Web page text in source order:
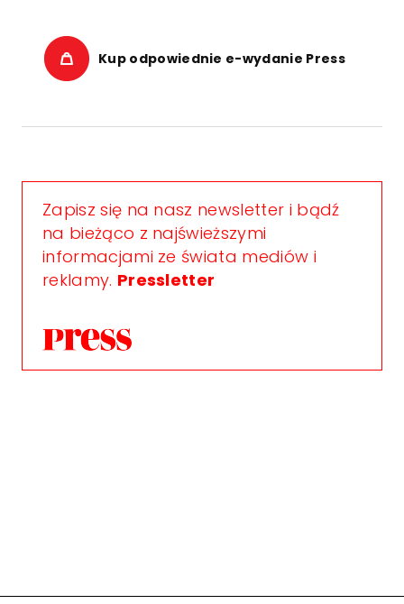
Kup odpowiednie e-wydanie Press
Zapisz się na nasz newsletter i bądź
na bieżąco z najświeższymi
informacjami ze świata mediów i
reklamy. Pressletter